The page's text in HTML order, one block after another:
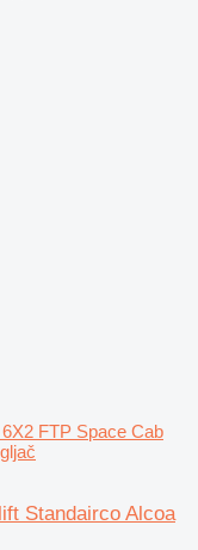
FTP Space Cab
Standairco Alcoa